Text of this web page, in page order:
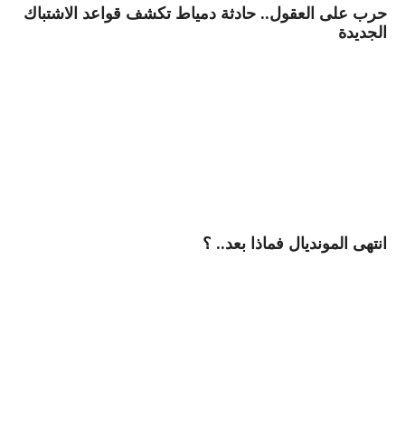
حرب على العقول.. حادثة دمياط تكشف قواعد الاشتباك
الجديدة
انتهى المونديال فماذا بعد.. ؟